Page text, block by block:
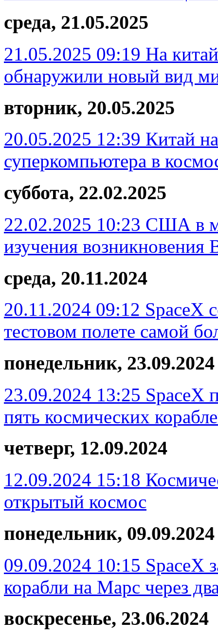
среда, 21.05.2025
21.05.2025 09:19 На
обнаружили новый вид
вторник, 20.05.2025
20.05.2025 12:39 Китай
суперкомпьютера в
суббота, 22.02.2025
22.02.2025 10:23 США в
изучения возникновения
среда, 20.11.2024
20.11.2024 09:12 SpaceX
тестовом полете самой
понедельник, 23.09.2024
23.09.2024 13:25 SpaceX
пять космических
четверг, 12.09.2024
12.09.2024 15:18
открытый космос
понедельник, 09.09.2024
09.09.2024 10:15 SpaceX
корабли на Марс через
воскресенье, 23.06.2024